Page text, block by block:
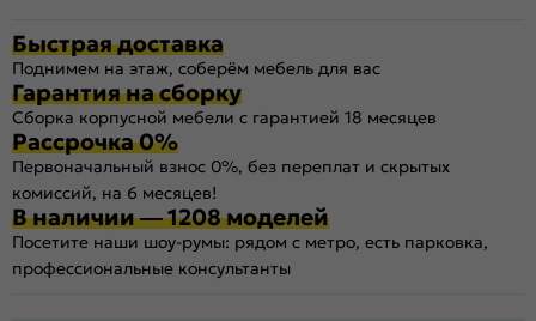
Быстрая доставка
Поднимем на этаж, соберём мебель для вас
Гарантия на сборку
Сборка корпусной мебели с гарантией 18 месяцев
Рассрочка 0%
Первоначальный взнос 0%, без переплат и скрытых
комиссий, на 6 месяцев!
В наличии — 1208 моделей
Посетите наши шоу-румы: рядом с метро, есть парковка,
профессиональные консультанты